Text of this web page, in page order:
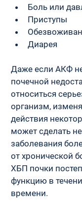
Боль или
Приступы
Диарея
Даже если АКФ
почечной
относиться
организм,
действия
может сделать
заболевания
от хронической
ХБП почки
функцию в
времени.